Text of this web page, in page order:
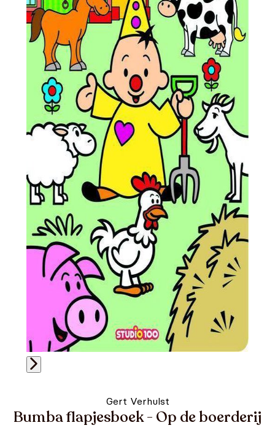
Gert Verhulst
Bumba flapjesboek - Op de boerderij